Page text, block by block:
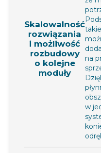
Skalowalność
rozwiązania
i możliwość
rozbudowy
o kolejne
moduły
na
w